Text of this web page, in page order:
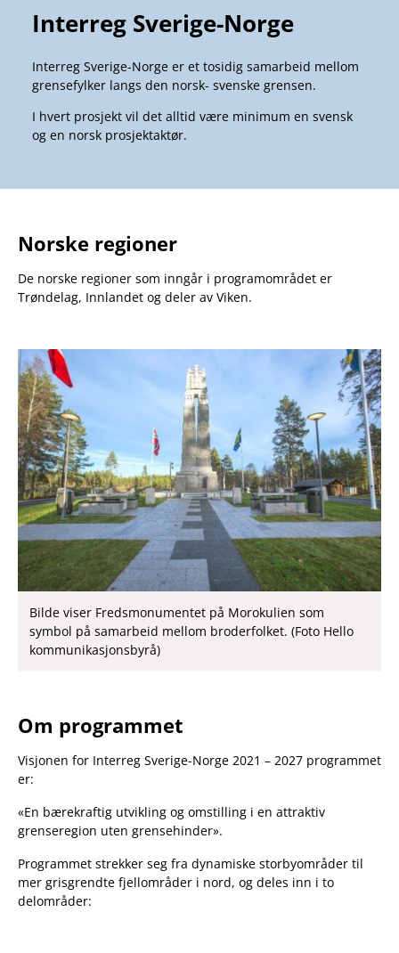
Interreg Sverige-Norge
Interreg Sverige-Norge er et tosidig samarbeid mellom
grensefylker langs den norsk- svenske grensen.
I hvert prosjekt vil det alltid være minimum en svensk
og en norsk prosjektaktør.
Norske regioner
De norske regioner som inngår i programområdet er
Trøndelag, Innlandet og deler av Viken.
Bilde viser Fredsmonumentet på Morokulien som
symbol på samarbeid mellom broderfolket. (Foto Hello
kommunikasjonsbyrå)
Om programmet
Visjonen for Interreg Sverige-Norge 2021 – 2027 programmet
er:
«En bærekraftig utvikling og omstilling i en attraktiv
grenseregion uten grensehinder».
Programmet strekker seg fra dynamiske storbyområder til
mer grisgrendte fjellområder i nord, og deles inn i to
delområder: